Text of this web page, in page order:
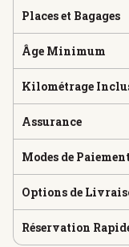
Places et Bagages
Âge Minimum
Kilométrage
Assurance
Modes de Paiement
Options de
Réservation